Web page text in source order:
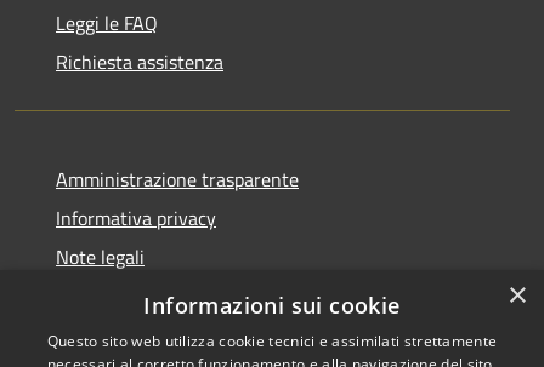
Leggi le FAQ
Richiesta assistenza
Amministrazione trasparente
Informativa privacy
Note legali
Dichiarazione di accessibilità
×
Informazioni sui cookie
Questo sito web utilizza cookie tecnici e assimilati strettamente